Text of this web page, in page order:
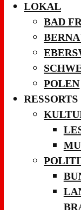
LOKAL
BAD
POLEN
RESSORTS